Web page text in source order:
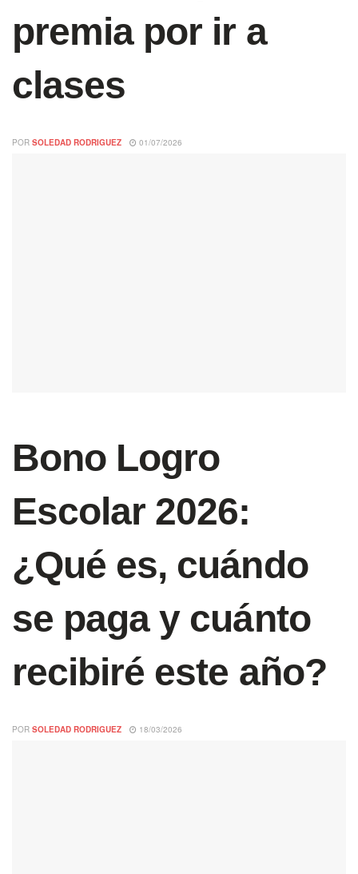
premia por ir a
clases
POR SOLEDAD RODRIGUEZ 01/07/2026
Bono Logro
Escolar 2026:
¿Qué es, cuándo
se paga y cuánto
recibiré este año?
POR SOLEDAD RODRIGUEZ 18/03/2026